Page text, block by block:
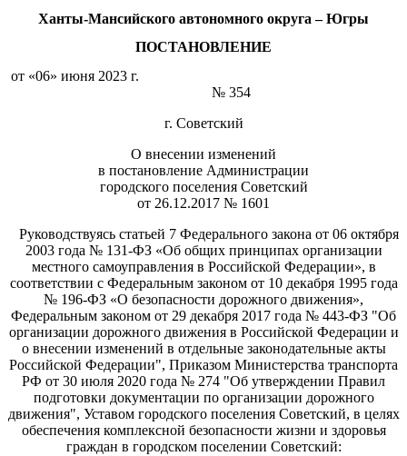
Ханты-Мансийского автономного округа – Югры
ПОСТАНОВЛЕНИЕ
от «06» июня 2023 г.
№ 354
г. Советский
О внесении изменений
в постановление Администрации
городского поселения Советский
от 26.12.2017 № 1601
Руководствуясь статьей 7 Федерального закона от 06 октября
2003 года № 131-ФЗ «Об общих принципах организации
местного самоуправления в Российской Федерации», в
соответствии с Федеральным законом от 10 декабря 1995 года
№ 196-ФЗ «О безопасности дорожного движения»,
Федеральным законом от 29 декабря 2017 года № 443-ФЗ "Об
организации дорожного движения в Российской Федерации и
о внесении изменений в отдельные законодательные акты
Российской Федерации", Приказом Министерства транспорта
РФ от 30 июля 2020 года № 274 "Об утверждении Правил
подготовки документации по организации дорожного
движения", Уставом городского поселения Советский, в целях
обеспечения комплексной безопасности жизни и здоровья
граждан в городском поселении Советский: